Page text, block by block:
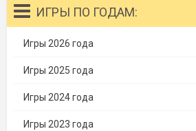
ИГРЫ ПО ГОДАМ:
Игры 2026 года
Игры 2025 года
Игры 2024 года
Игры 2023 года